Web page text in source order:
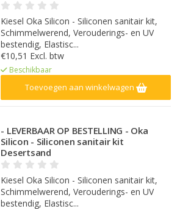
Kiesel Oka Silicon - Siliconen sanitair kit,
Schimmelwerend, Verouderings- en UV
bestendig, Elastisc...
€10,51 Excl. btw
Beschikbaar
Toevoegen aan winkelwagen
- LEVERBAAR OP BESTELLING - Oka
Silicon - Siliconen sanitair kit
Desertsand
Kiesel Oka Silicon - Siliconen sanitair kit,
Schimmelwerend, Verouderings- en UV
bestendig, Elastisc...